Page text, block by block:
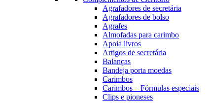
Agrafadores de secretária
Agrafadores de bolso
Agrafes
Almofadas para carimbo
Apoia livros
Artigos de secretária
Balanças
Bandeja porta moedas
Carimbos
Carimbos – Fórmulas especiais
Clips e pioneses